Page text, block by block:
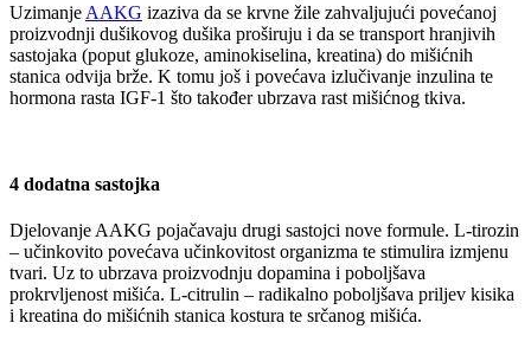
Uzimanje AAKG izaziva da se krvne žile zahvaljujući povećanoj
proizvodnji dušikovog dušika proširuju i da se transport hranjivih
sastojaka (poput glukoze, aminokiselina, kreatina) do mišićnih
stanica odvija brže. K tomu još i povećava izlučivanje inzulina te
hormona rasta IGF-1 što također ubrzava rast mišićnog tkiva.
4 dodatna sastojka
Djelovanje AAKG pojačavaju drugi sastojci nove formule. L-tirozin
– učinkovito povećava učinkovitost organizma te stimulira izmjenu
tvari. Uz to ubrzava proizvodnju dopamina i poboljšava
prokrvljenost mišića. L-citrulin – radikalno poboljšava priljev kisika
i kreatina do mišićnih stanica kostura te srčanog mišića.